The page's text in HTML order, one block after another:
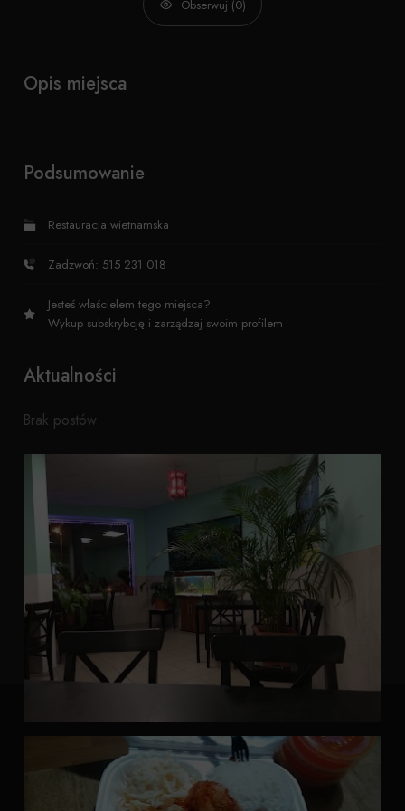
Obserwuj (0)
Opis miejsca
Podsumowanie
Restauracja wietnamska
Zadzwoń: 515 231 018
Jesteś właścielem tego miejsca?
Wykup subskrybcję i zarządzaj swoim profilem
Aktualności
Brak postów